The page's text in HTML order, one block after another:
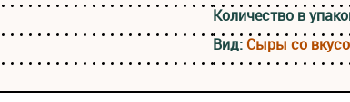
Количество в
Вид: Сыры со